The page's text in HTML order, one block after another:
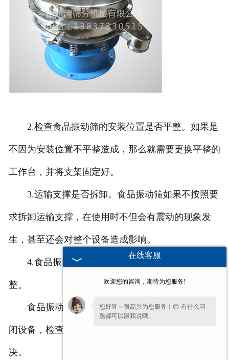
2.检查食品振动筛的安装位置是否平整。如果是
不因为安装位置不平整造成，那么就需要更换平整的
工作台，并将支架固定好。
3.运输支撑是否拆卸。食品振动筛如果不按照要
求拆卸运输支撑，在使用时不但会有震动的现象发
生，甚至还会对整个设备造成影响。
4.食品振动筛电机的重锤角度是否需要重新调
整。
食品振动筛在使用时出现问题不要慌张，及时关
闭设备，检查问题发生的根源，选择针对性的方法解
决。
在线客服
欢迎您的咨询，期待为您服务!
您好呀～很高兴为您服务！😊 有什么问
题都可以跟我说哦。